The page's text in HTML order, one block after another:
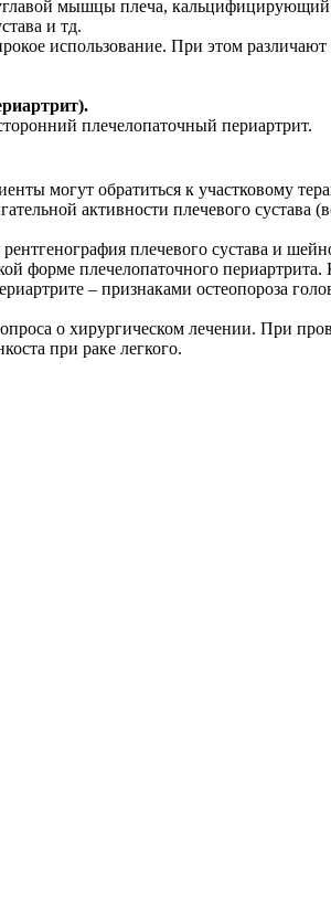
мышцы плеча,
и тд.
использование. При этом
плечелопаточный периартрит.
обратиться к участковому
активности плечевого
плечевого сустава и
форме плечелопаточного
– признаками остеопороза
о хирургическом лечении. При
при раке легкого.